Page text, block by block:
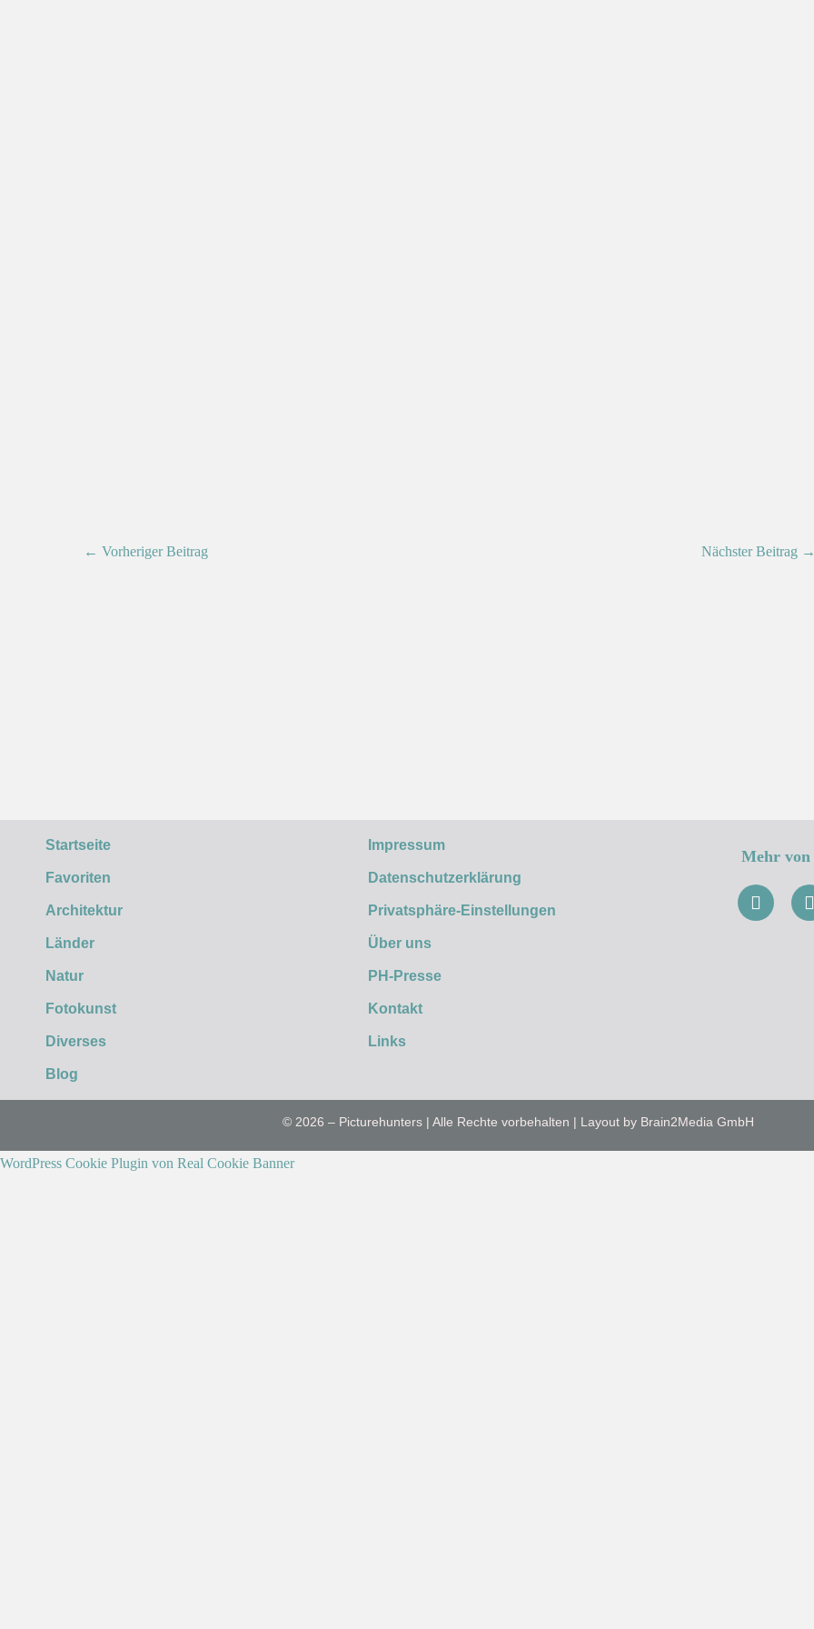
← Vorheriger Beitrag Nächster Beitrag →
Startseite
Favoriten
Architektur
Länder
Natur
Fotokunst
Diverses
Blog
Impressum
Datenschutzerklärung
Privatsphäre-Einstellungen
Über uns
PH-Presse
Kontakt
Links
Mehr von
© 2026 – Picturehunters | Alle Rechte vorbehalten | Layout by Brain2Media GmbH
WordPress Cookie Plugin von Real Cookie Banner